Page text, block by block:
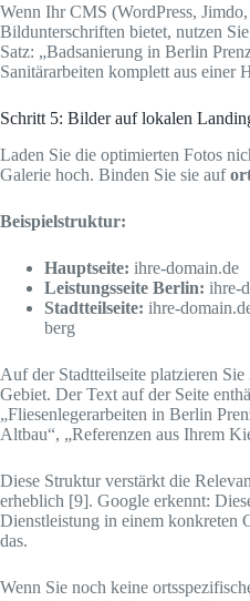
Wenn Ihr CMS (WordPress,
Bildunterschriften bietet, nutzen
Satz: „Badsanierung in Berlin
Sanitärarbeiten komplett aus einer
Schritt 5: Bilder auf lokalen
Laden Sie die optimierten Fotos
Galerie hoch. Binden Sie sie auf
Beispielstruktur:
Hauptseite: ihre-domain.de
Leistungsseite Berlin: ihre-
Stadtteilseite: ihre-
berg
Auf der Stadtteilseite platzieren
Gebiet. Der Text auf der Seite
„Fliesenlegerarbeiten in Berlin
Altbau“, „Referenzen aus Ihrem
Diese Struktur verstärkt die
erheblich [9]. Google erkennt:
Dienstleistung in einem konkreten
das.
Wenn Sie noch keine